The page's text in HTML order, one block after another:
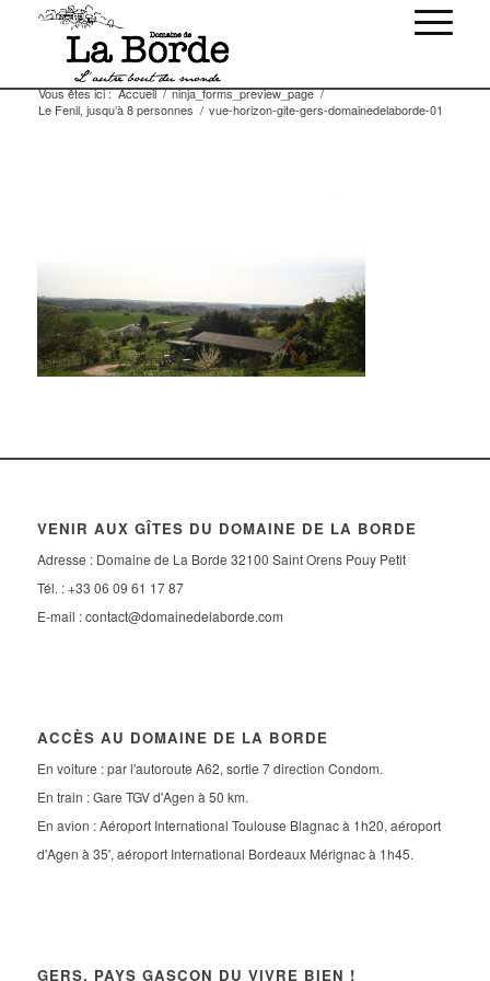
Vous êtes ici : Accueil / ninja_forms_preview_page /
Le Fenil, jusqu’à 8 personnes / vue-horizon-gite-gers-domainedelaborde-01
VENIR AUX GÎTES DU DOMAINE DE LA BORDE
Adresse : Domaine de La Borde 32100 Saint Orens Pouy Petit
Tél. : +33 06 09 61 17 87
E-mail :contact@domainedelaborde.com
ACCÈS AU DOMAINE DE LA BORDE
En voiture : par l'autoroute A62, sortie 7 direction Condom.
En train : Gare TGV d'Agen à 50 km.
En avion : Aéroport International Toulouse Blagnac à 1h20, aéroport
d'Agen à 35', aéroport International Bordeaux Mérignac à 1h45.
GERS, PAYS GASCON DU VIVRE BIEN !